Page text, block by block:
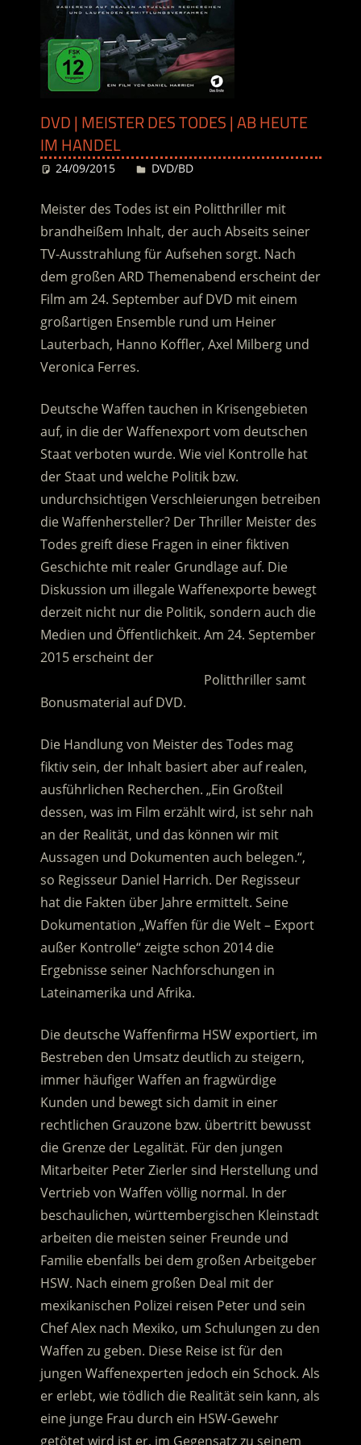
DVD | MEISTER DES TODES | AB HEUTE
IM HANDEL
24/09/2015 Desiree
DVD/BD
Meister des Todes ist ein Politthriller mit
brandheißem Inhalt, der auch Abseits seiner
TV-Ausstrahlung für Aufsehen sorgt. Nach
dem großen ARD Themenabend erscheint der
Film am 24. September auf DVD mit einem
großartigen Ensemble rund um Heiner
Lauterbach, Hanno Koffler, Axel Milberg und
Veronica Ferres.
Deutsche Waffen tauchen in Krisengebieten
auf, in die der Waffenexport vom deutschen
Staat verboten wurde. Wie viel Kontrolle hat
der Staat und welche Politik bzw.
undurchsichtigen Verschleierungen betreiben
die Waffenhersteller? Der Thriller Meister des
Todes greift diese Fragen in einer fiktiven
Geschichte mit realer Grundlage auf. Die
Diskussion um illegale Waffenexporte bewegt
derzeit nicht nur die Politik, sondern auch die
Medien und Öffentlichkeit. Am 24. September
2015 erscheint der
Politthriller samt
Bonusmaterial auf DVD.
Die Handlung von Meister des Todes mag
fiktiv sein, der Inhalt basiert aber auf realen,
ausführlichen Recherchen. „Ein Großteil
dessen, was im Film erzählt wird, ist sehr nah
an der Realität, und das können wir mit
Aussagen und Dokumenten auch belegen.“,
so Regisseur Daniel Harrich. Der Regisseur
hat die Fakten über Jahre ermittelt. Seine
Dokumentation „Waffen für die Welt – Export
außer Kontrolle“ zeigte schon 2014 die
Ergebnisse seiner Nachforschungen in
Lateinamerika und Afrika.
Die deutsche Waffenfirma HSW exportiert, im
Bestreben den Umsatz deutlich zu steigern,
immer häufiger Waffen an fragwürdige
Kunden und bewegt sich damit in einer
rechtlichen Grauzone bzw. übertritt bewusst
die Grenze der Legalität. Für den jungen
Mitarbeiter Peter Zierler sind Herstellung und
Vertrieb von Waffen völlig normal. In der
beschaulichen, württembergischen Kleinstadt
arbeiten die meisten seiner Freunde und
Familie ebenfalls bei dem großen Arbeitgeber
HSW. Nach einem großen Deal mit der
mexikanischen Polizei reisen Peter und sein
Chef Alex nach Mexiko, um Schulungen zu den
Waffen zu geben. Diese Reise ist für den
jungen Waffenexperten jedoch ein Schock. Als
er erlebt, wie tödlich die Realität sein kann, als
eine junge Frau durch ein HSW-Gewehr
getötet wird ist er, im Gegensatz zu seinem